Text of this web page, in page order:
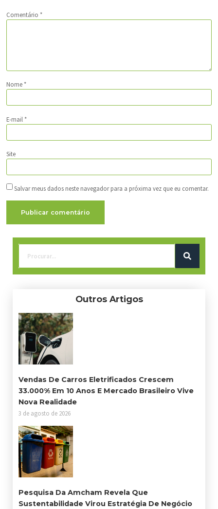
Outros Artigos
Vendas De Carros Eletrificados Crescem
33.000% Em 10 Anos E Mercado Brasileiro Vive
Nova Realidade
3 de agosto de 2026
Pesquisa Da Amcham Revela Que
Sustentabilidade Virou Estratégia De Negócio
Comentário *
Nome *
E-mail *
Site
Salvar meus dados neste navegador para a próxima vez que eu comentar.